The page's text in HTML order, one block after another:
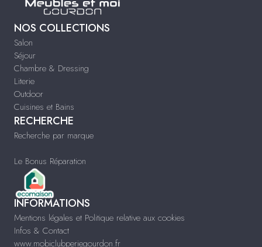
NOS COLLECTIONS
Salon
Séjour
Chambre & Dressing
Literie
Outdoor
Cuisines et Bains
RECHERCHE
Recherche par marque
Le Bonus Réparation
INFORMATIONS
Mentions légales et Politique relative aux cookies
Infos & Contact
www.mobiclubperiegourdon.fr